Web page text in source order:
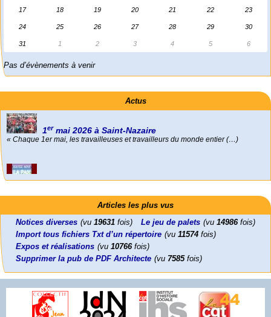
17 18 19 20 21 22 23
24 25 26 27 28 29 30
31 1 2 3 4 5 6
Pas d’évènements à venir
Actus
er mai 2026 à Saint-Nazaire
« Chaque 1er mai, les travailleuses et travailleurs du monde entier (…)
Foutez-nous la paix !
Leonard Peltier libre !
Leonard Peltier, un Amérindien condamné deux fois à la prison à vie pour
un (…)
En Pays-de-la-Loire le couperet est tombé !
« La présidente Horizons de la région Pays de la Loire veut faire voter ce (…)
Mon CV... Cette perle indique une nouveauté, ou le dernier travail (…)
Articles les plus vus
Notices diverses (vu 19631 fois) Le jeu de palets (vu 14986fois)
Import tous fichiers Txt d’un répertoire (vu 11574 fois)
Expos et réalisations (vu 10766fois)
Supprimer la pub de PDF Architecte (vu 7585fois)